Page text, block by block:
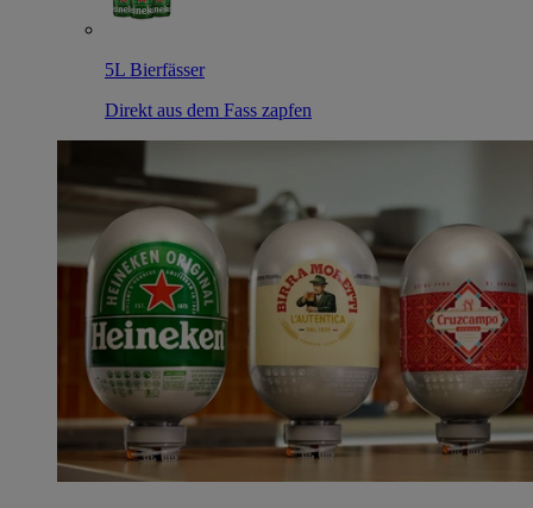
5L Bierfässer
Direkt aus dem Fass zapfen